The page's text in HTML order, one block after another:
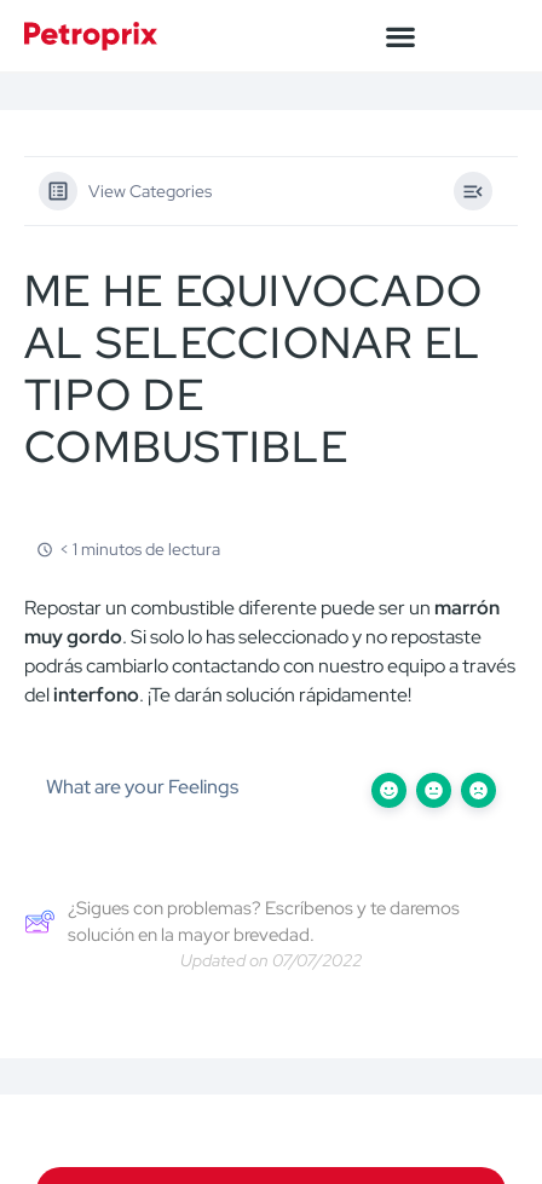
View Categories
ME HE EQUIVOCADO
AL SELECCIONAR EL
TIPO DE
COMBUSTIBLE
< 1 minutos de lectura
Repostar un combustible diferente puede ser un marrón
muy gordo. Si solo lo has seleccionado y no repostaste
podrás cambiarlo contactando con nuestro equipo a través
delinterfono. ¡Te darán solución rápidamente!
What are your Feelings
¿Sigues con problemas? Escríbenos y te daremos
solución en la mayor brevedad.
Updated on 07/07/2022